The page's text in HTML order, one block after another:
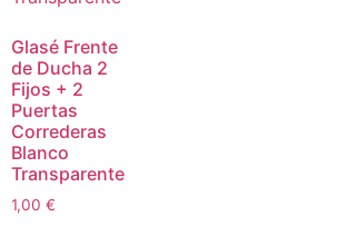
Glasé Frente
de Ducha 2
Fijos + 2
Puertas
Correderas
Blanco
Transparente
1,00 €